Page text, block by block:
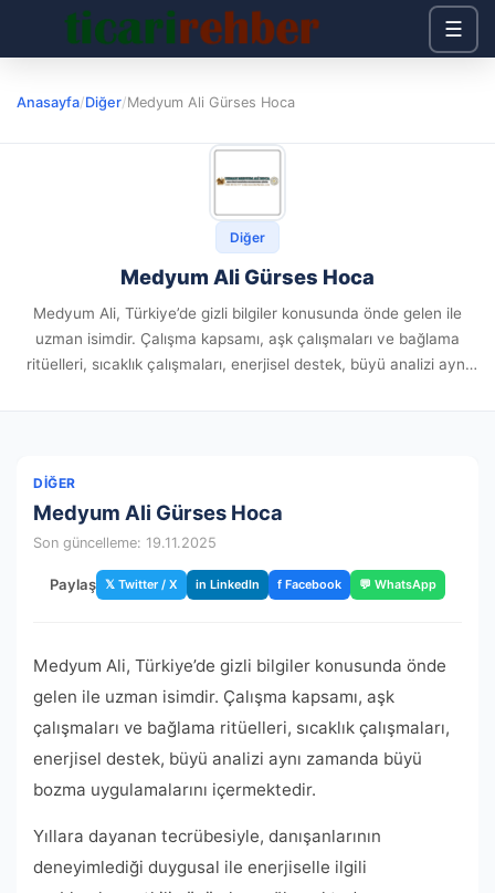
☰
Anasayfa/Diğer/Medyum Ali Gürses Hoca
Diğer
Medyum Ali Gürses Hoca
Medyum Ali, Türkiye’de gizli bilgiler konusunda önde gelen ile
uzman isimdir. Çalışma kapsamı, aşk çalışmaları ve bağlama
ritüelleri, sıcaklık çalışmaları, enerjisel destek, büyü analizi aynı
DIĞER
Medyum Ali Gürses Hoca
Son güncelleme: 19.11.2025
Paylaş 𝕏 Twitter / X in LinkedIn f Facebook 💬 WhatsApp
Medyum Ali, Türkiye’de gizli bilgiler konusunda önde
gelen ile uzman isimdir. Çalışma kapsamı, aşk
çalışmaları ve bağlama ritüelleri, sıcaklık çalışmaları,
enerjisel destek, büyü analizi aynı zamanda büyü
bozma uygulamalarını içermektedir.
Yıllara dayanan tecrübesiyle, danışanlarının
deneyimlediği duygusal ile enerjiselle ilgili